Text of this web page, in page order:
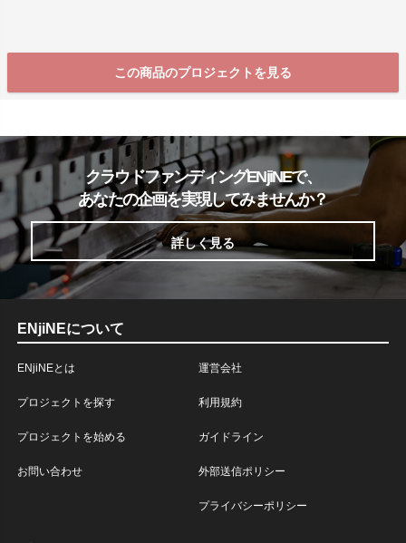
この商品のプロジェクトを見る
クラウドファンディングENjiNEで、
あなたの企画を実現してみませんか？
詳しく見る
ENjiNEについて
ENjiNEとは
プロジェクトを探す
プロジェクトを始める
お問い合わせ
運営会社
利用規約
ガイドライン
外部送信ポリシー
プライバシーポリシー